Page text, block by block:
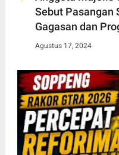
Sebut Pasangan
Gagasan dan
Agustus 17, 2024